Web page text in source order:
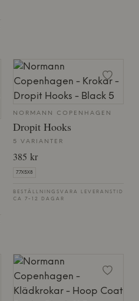
NORMANN COPENHAGEN
Dropit Hooks
5 VARIANTER
385 kr
7.7X5X8
BESTÄLLNINGSVARA LEVERANSTID
CA 7-12 DAGAR